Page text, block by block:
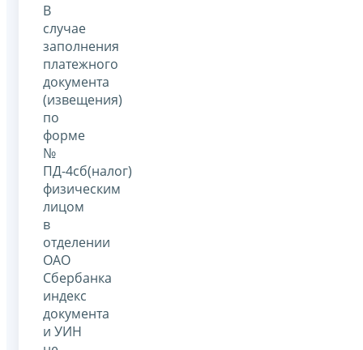
В
случае
заполнения
платежного
документа
(извещения)
по
форме
№
ПД-4сб(налог)
физическим
лицом
в
отделении
ОАО
Сбербанка
индекс
документа
и УИН